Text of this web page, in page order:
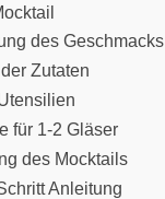
des Geschmacks
Zutaten
für 1-2 Gläser
des Mocktails
Anleitung